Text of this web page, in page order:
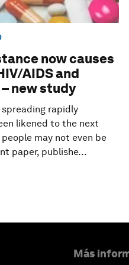
now causes
AIDS and
new study
rapidly
likened to the next
may not even be
paper, publishe...
Más